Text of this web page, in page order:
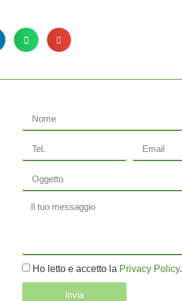
Ho letto e accetto la Privacy Policy.
Invia